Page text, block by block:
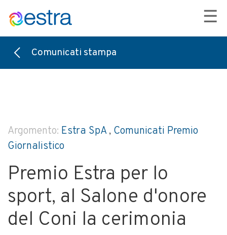
☰
Comunicati stampa
Argomento: Estra SpA, Comunicati Premio
Giornalistico
Premio Estra per lo
sport, al Salone d'onore
del Coni la cerimonia